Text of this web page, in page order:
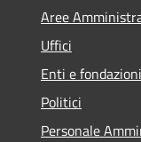
Aree
Uffici
Enti e fondazioni
Politici
Personale